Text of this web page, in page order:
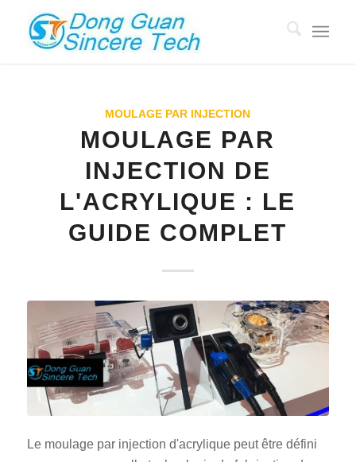
MOULAGE PAR INJECTION
MOULAGE PAR
INJECTION DE
L'ACRYLIQUE : LE
GUIDE COMPLET
Le moulage par injection d'acrylique peut être défini